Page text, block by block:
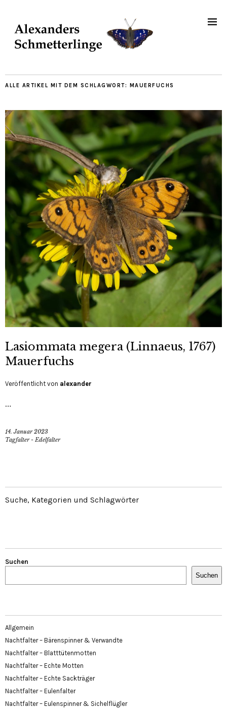
ALLE ARTIKEL MIT DEM SCHLAGWORT: MAUERFUCHS
Lasiommata megera (Linnaeus, 1767)
Mauerfuchs
Veröffentlicht von alexander
…
14. Januar 2023
Tagfalter - Edelfalter
Suche, Kategorien und Schlagwörter
Suchen
Suchen
Allgemein
Nachtfalter – Bärenspinner & Verwandte
Nachtfalter – Blatttütenmotten
Nachtfalter – Echte Motten
Nachtfalter – Echte Sackträger
Nachtfalter – Eulenfalter
Nachtfalter – Eulenspinner & Sichelflügler